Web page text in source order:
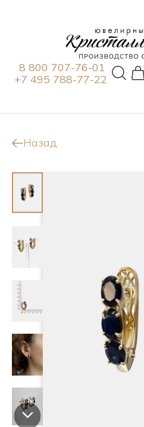
8 800 707-76-01
+7 495 788-77-22
Назад